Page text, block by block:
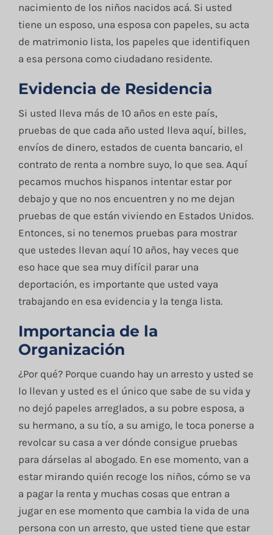
nacimiento de los niños nacidos acá. Si usted
tiene un esposo, una esposa con papeles, su acta
de matrimonio lista, los papeles que identifiquen
a esa persona como ciudadano residente.
Evidencia de Residencia
Si usted lleva más de 10 años en este país,
pruebas de que cada año usted lleva aquí, billes,
envíos de dinero, estados de cuenta bancario, el
contrato de renta a nombre suyo, lo que sea. Aquí
pecamos muchos hispanos intentar estar por
debajo y que no nos encuentren y no me dejan
pruebas de que están viviendo en Estados Unidos.
Entonces, si no tenemos pruebas para mostrar
que ustedes llevan aquí 10 años, hay veces que
eso hace que sea muy difícil parar una
deportación, es importante que usted vaya
trabajando en esa evidencia y la tenga lista.
Importancia de la
Organización
¿Por qué? Porque cuando hay un arresto y usted se
lo llevan y usted es el único que sabe de su vida y
no dejó papeles arreglados, a su pobre esposa, a
su hermano, a su tío, a su amigo, le toca ponerse a
revolcar su casa a ver dónde consigue pruebas
para dárselas al abogado. En ese momento, van a
estar mirando quién recoge los niños, cómo se va
a pagar la renta y muchas cosas que entran a
jugar en ese momento que cambia la vida de una
persona con un arresto, que usted tiene que estar